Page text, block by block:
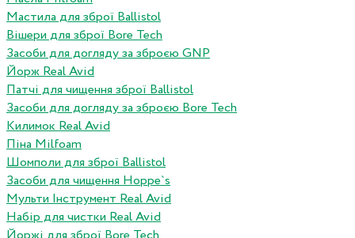
Мастила для зброї Ballistol
Вішери для зброї Bore Tech
Засоби для догляду за зброєю GNP
Йорж Real Avid
Патчі для чищення зброї Ballistol
Засоби для догляду за зброєю Bore Tech
Килимок Real Avid
Піна Milfoam
Шомполи для зброї Ballistol
Засоби для чищення Hoppe`s
Мульти Інструмент Real Avid
Набір для чистки Real Avid